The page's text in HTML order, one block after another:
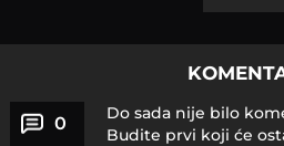
0
Do sada nije bilo
Budite prvi koji će